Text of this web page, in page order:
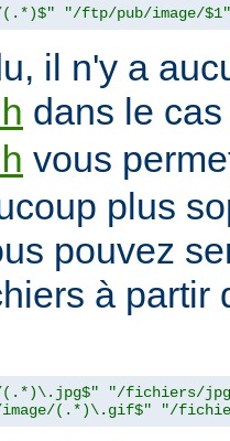
(.*)$" "/ftp/pub/image/$1"
il n'y a
dans le
vous
plus
pouvez
à partir
(.*)\.jpg$"
"/fichiers/
(.*)\.gif$" "/